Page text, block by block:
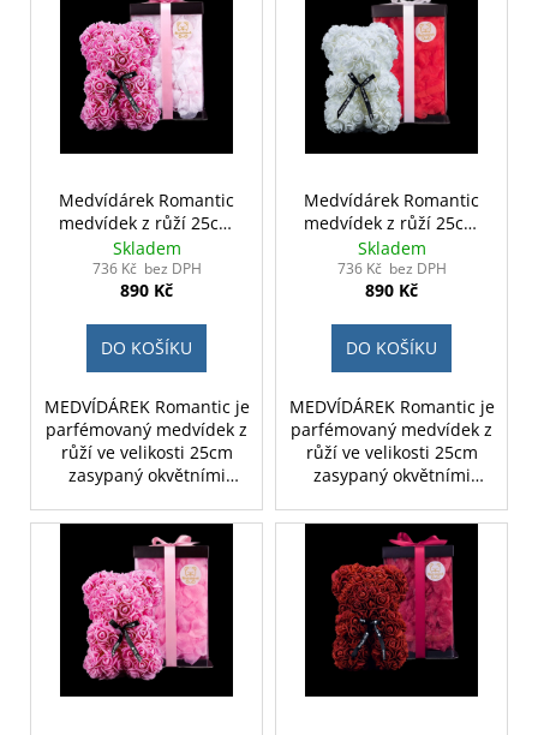
Medvídárek Romantic
medvídek z růží 25cm
dárkově balený - růžový
zasypaný bílými lístky
Skladem
736 Kč bez DPH
890 Kč
DO KOŠÍKU
MEDVÍDÁREK Romantic je
parfémovaný medvídek z
růží ve velikosti 25cm
zasypaný okvětními
třech barvách, tmavě
červená, růžová a bílá.
Medvídek z růží
Romantic je ideálním
dárkem pro ženu na
valentýna, narozeniny či
jako svatební dekorace.
Medvídárek Romantic
medvídek z růží 25cm
dárkově balený - bílý
zasypaný červenými
lístky
Skladem
736 Kč bez DPH
890 Kč
DO KOŠÍKU
MEDVÍDÁREK Romantic je
parfémovaný medvídek z
růží ve velikosti 25cm
zasypaný okvětními
třech barvách, tmavě
červená, růžová a bílá.
Medvídek z růží
Romantic je ideálním
dárkem pro ženu na
valentýna, narozeniny či
jako svatební dekorace.